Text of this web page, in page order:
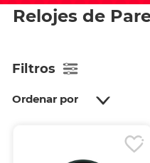
Relojes de
Filtros
Ordenar por